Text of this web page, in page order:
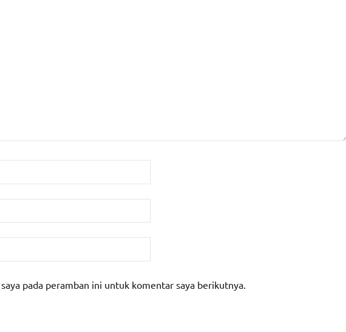
pada peramban ini untuk komentar saya berikutnya.